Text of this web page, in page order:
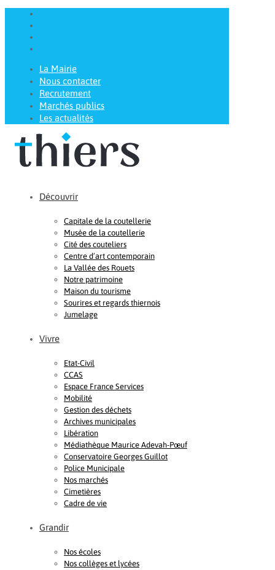
La Mairie
Nous contacter
Recrutement
Marchés publics
Les actualités
Découvrir
Capitale de la coutellerie
Musée de la coutellerie
Cité des couteliers
Centre d’art contemporain
La Vallée des Rouets
Notre patrimoine
Maison du tourisme
Sourires et regards thiernois
Jumelage
Vivre
Etat-Civil
CCAS
Espace France Services
Mobilité
Gestion des déchets
Archives municipales
Libération
Médiathèque Maurice Adevah-Pœuf
Conservatoire Georges Guillot
Police Municipale
Nos marchés
Cimetières
Cadre de vie
Grandir
Nos écoles
Nos collèges et lycées